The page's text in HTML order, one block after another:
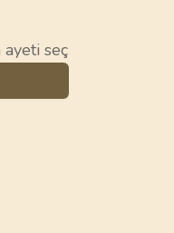
seç